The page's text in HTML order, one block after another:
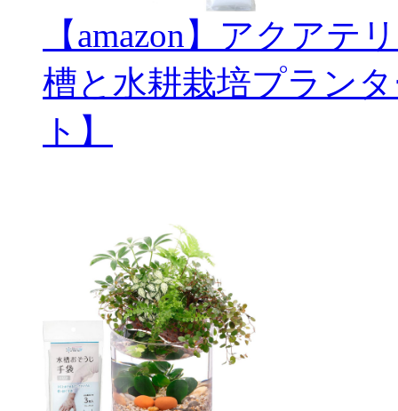
【amazon】アクアテ
槽と水耕栽培プラン
ト】